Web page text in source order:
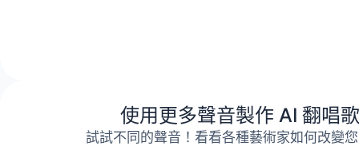
使用更多聲音製作 AI 翻唱
試試不同的聲音！看看各種藝術家如何改變